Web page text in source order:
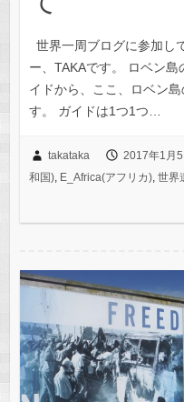
世界一周ブログに参加し
ー、TAKAです。 ロベン
イドから、ここ、ロベン
す。 ガイドは1つ1つ…
takataka 2017年1月5
和国), E_Africa(アフリカ), 世界